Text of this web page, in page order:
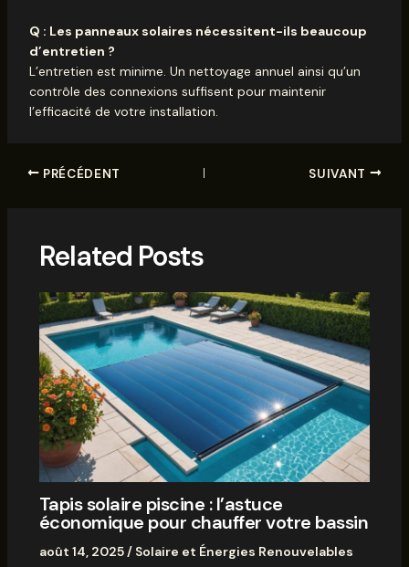
Q : Les panneaux solaires nécessitent-ils beaucoup
d’entretien ?
L’entretien est minime. Un nettoyage annuel ainsi qu’un
contrôle des connexions suffisent pour maintenir
l’efficacité de votre installation.
PRÉCÉDENT SUIVANT
Related Posts
Tapis solaire piscine : l’astuce
économique pour chauffer votre bassin
août 14, 2025/ Solaire et Énergies Renouvelables